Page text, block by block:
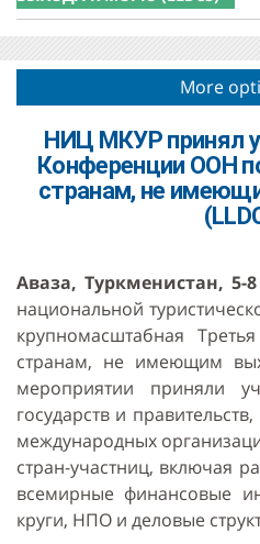
More
НИЦ МКУР принял
Конференции ООН
странам, не
Авaза, Туркменистан, 5-
национальной
крупномасштабная
странам, не имеющим
мероприятии приняли
государств и
международных
стран-участниц, включая
всемирные финансовые
круги, НПО и деловые